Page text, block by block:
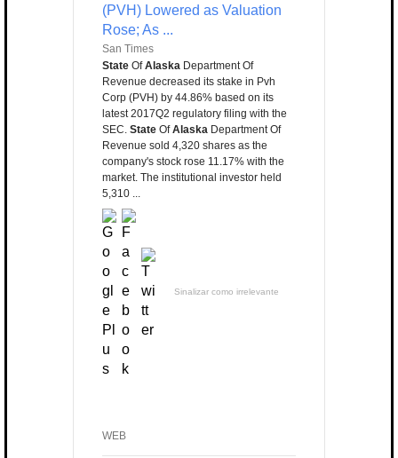
(PVH) Lowered as Valuation
Rose; As ...
San Times
State OfAlaska Department Of
Revenue decreased its stake in Pvh
Corp (PVH) by 44.86% based on its
latest 2017Q2 regulatory filing with the
SEC. State OfAlaska Department Of
Revenue sold 4,320 shares as the
company's stock rose 11.17% with the
market. The institutional investor held
5,310 ...
Sinalizar como irrelevante
WEB